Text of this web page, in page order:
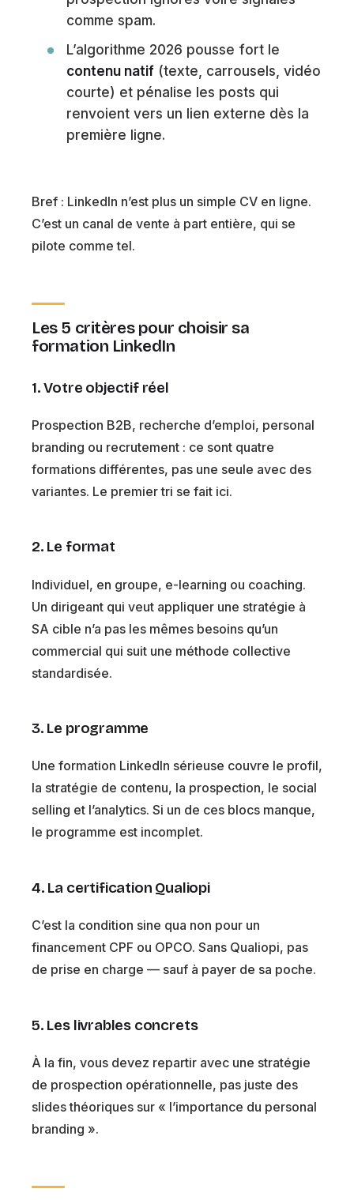
comme spam.
L’algorithme 2026 pousse fort le
contenu natif (texte, carrousels, vidéo
courte) et pénalise les posts qui
renvoient vers un lien externe dès la
première ligne.
Bref : LinkedIn n’est plus un simple CV en ligne.
C’est un canal de vente à part entière, qui se
pilote comme tel.
Les 5 critères pour choisir sa
formation LinkedIn
1. Votre objectif réel
Prospection B2B, recherche d’emploi, personal
branding ou recrutement : ce sont quatre
formations différentes, pas une seule avec des
variantes. Le premier tri se fait ici.
2. Le format
Individuel, en groupe, e-learning ou coaching.
Un dirigeant qui veut appliquer une stratégie à
SA cible n’a pas les mêmes besoins qu’un
commercial qui suit une méthode collective
standardisée.
3. Le programme
Une formation LinkedIn sérieuse couvre le profil,
la stratégie de contenu, la prospection, le social
selling et l’analytics. Si un de ces blocs manque,
le programme est incomplet.
4. La certification Qualiopi
C’est la condition sine qua non pour un
financement CPF ou OPCO. Sans Qualiopi, pas
de prise en charge — sauf à payer de sa poche.
5. Les livrables concrets
À la fin, vous devez repartir avec une stratégie
de prospection opérationnelle, pas juste des
slides théoriques sur « l’importance du personal
branding ».